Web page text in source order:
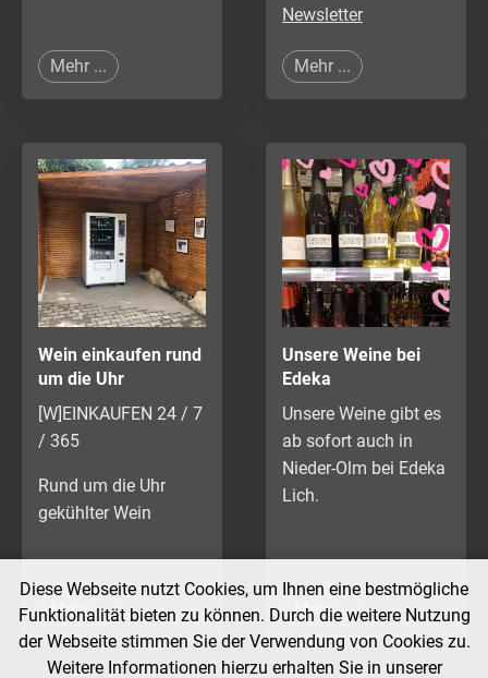
Diese Webseite nutzt Cookies, um Ihnen eine bestmögliche
Funktionalität bieten zu können. Durch die weitere Nutzung
der Webseite stimmen Sie der Verwendung von Cookies zu.
Weitere Informationen hierzu erhalten Sie in unserer
Mehr ...
Newsletter
Mehr ...
Wein einkaufen rund
um die Uhr
[W]EINKAUFEN 24 / 7
/ 365
Rund um die Uhr
gekühlter Wein
Mehr ...
Unsere Weine bei
Edeka
Unsere Weine gibt es
ab sofort auch in
Nieder-Olm bei Edeka
Lich.
Mehr ...